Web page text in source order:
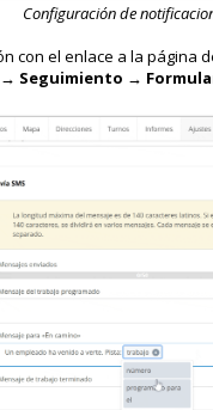
Configuración de
con el enlace a la página
Seguimiento →